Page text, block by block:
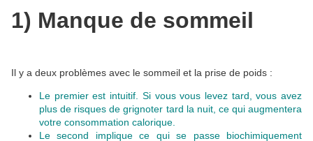
1) Manque de sommeil
Il y a deux problèmes avec le sommeil et la prise de poids :
Le premier est intuitif . Si vous vous levez tard,vous avez
plus de risques de grignoter tard la nuit, ce qui augmentera
votre consommation calorique.
Le second implique ce qui se passe biochimiquement